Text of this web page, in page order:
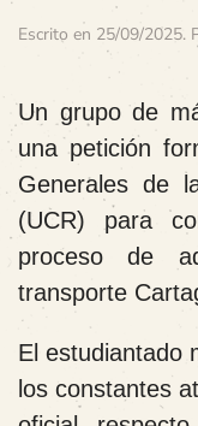
Escrito en 25/09/2025.
Un grupo de
una petición
Generales de
(UCR) para
proceso de
transporte
El estudiantado
los constantes